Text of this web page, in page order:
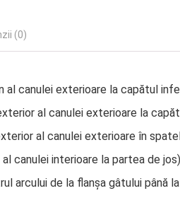
(0)
al canulei exterioare la capătul
al canulei exterioare la
al canulei exterioare în
canulei interioare la partea de jos)
arcului de la flanșa gâtului până